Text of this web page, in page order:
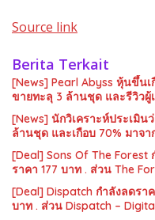
Source link
Berita Terkait
[News] Pearl Abyss หุ้นขึ้น
ขายทะลุ 3 ล้านชุด และรีวิวผู้
[News] นักวิเคราะห์ประเมิน
ล้านชุด และเกือบ 70% มาจ
[Deal] Sons Of The Forest
ราคา 177 บาท .
[Deal] Dispatch กำลังลดรา
บาท . ส่วน Dispatch –